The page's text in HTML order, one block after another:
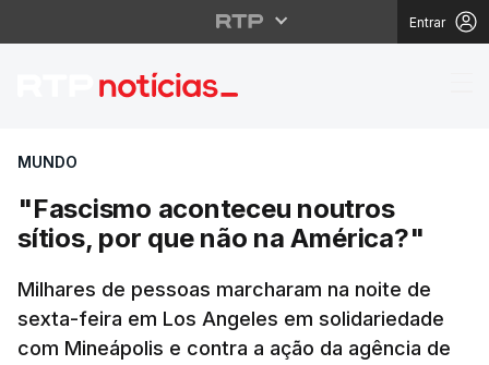
Entrar
"Fascismo aconteceu
MUNDO
"Fascismo aconteceu noutros
sítios, por que não na América?"
Milhares de pessoas marcharam na noite de
sexta-feira em Los Angeles em solidariedade
com Mineápolis e contra a ação da agência de